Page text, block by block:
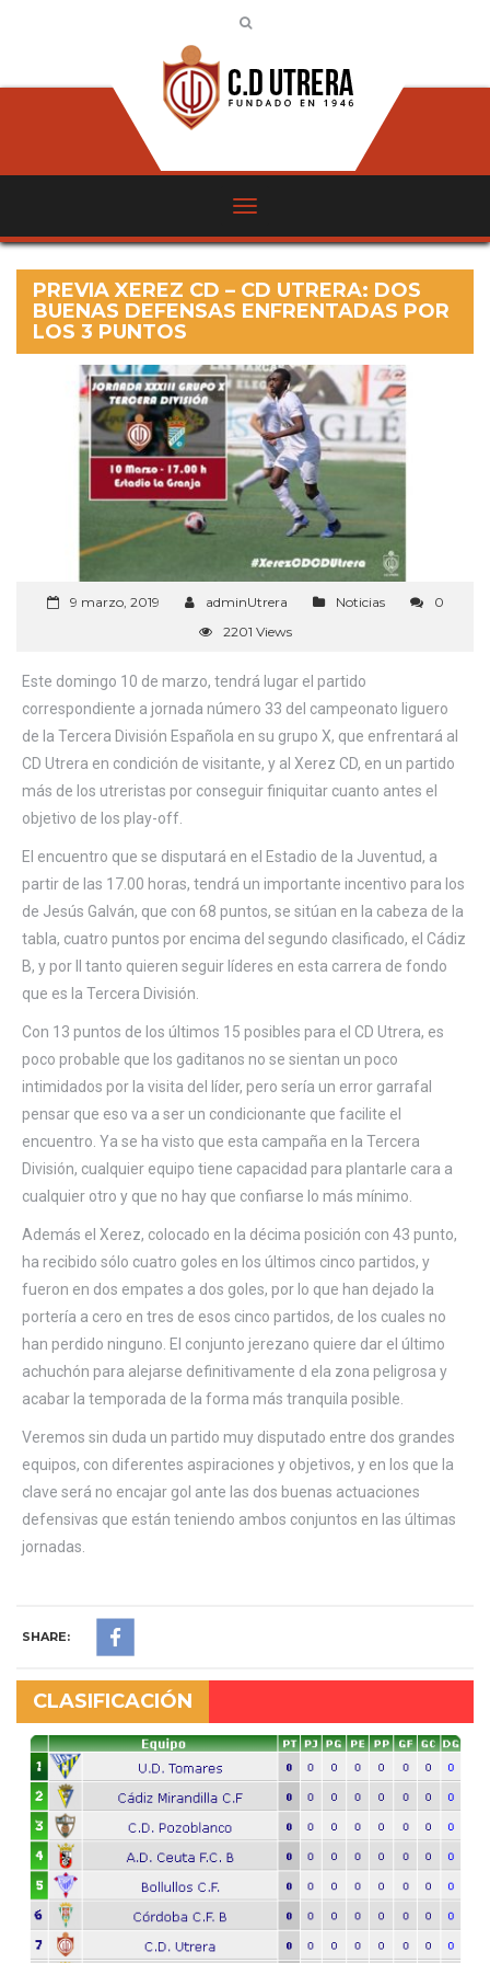
PREVIA XEREZ CD – CD UTRERA: DOS
BUENAS DEFENSAS ENFRENTADAS POR
LOS 3 PUNTOS
9 marzo, 2019 adminUtrera Noticias
0
2201 Views
Este domingo 10 de marzo, tendrá lugar el partido
correspondiente a jornada número 33 del campeonato liguero
de la Tercera División Española en su grupo X, que enfrentará al
CD Utrera en condición de visitante, y al Xerez CD, en un partido
más de los utreristas por conseguir finiquitar cuanto antes el
objetivo de los play-off.
El encuentro que se disputará en el Estadio de la Juventud, a
partir de las 17.00 horas, tendrá un importante incentivo para los
de Jesús Galván, que con 68 puntos, se sitúan en la cabeza de la
tabla, cuatro puntos por encima del segundo clasificado, el Cádiz
B, y por ll tanto quieren seguir líderes en esta carrera de fondo
que es la Tercera División.
Con 13 puntos de los últimos 15 posibles para el CD Utrera, es
poco probable que los gaditanos no se sientan un poco
intimidados por la visita del líder, pero sería un error garrafal
pensar que eso va a ser un condicionante que facilite el
encuentro. Ya se ha visto que esta campaña en la Tercera
División, cualquier equipo tiene capacidad para plantarle cara a
cualquier otro y que no hay que confiarse lo más mínimo.
Además el Xerez, colocado en la décima posición con 43 punto,
ha recibido sólo cuatro goles en los últimos cinco partidos, y
fueron en dos empates a dos goles, por lo que han dejado la
portería a cero en tres de esos cinco partidos, de los cuales no
han perdido ninguno. El conjunto jerezano quiere dar el último
achuchón para alejarse definitivamente d ela zona peligrosa y
acabar la temporada de la forma más tranquila posible.
Veremos sin duda un partido muy disputado entre dos grandes
equipos, con diferentes aspiraciones y objetivos, y en los que la
clave será no encajar gol ante las dos buenas actuaciones
defensivas que están teniendo ambos conjuntos en las últimas
jornadas.
SHARE:
CLASIFICACIÓN